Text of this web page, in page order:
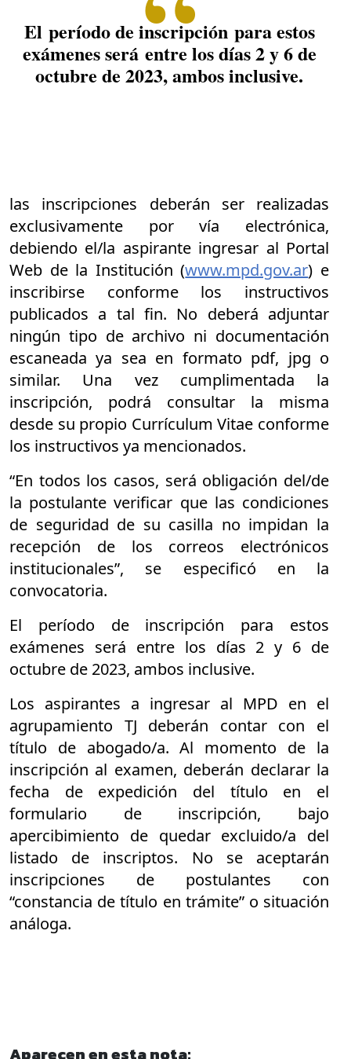
El período de inscripción para estos
exámenes será entre los días 2 y 6 de
octubre de 2023, ambos inclusive.
las inscripciones deberán ser realizadas
exclusivamente por vía electrónica,
debiendo el/la aspirante ingresar al Portal
Web de la Institución (www.mpd.gov.ar) e
inscribirse conforme los instructivos
publicados a tal fin. No deberá adjuntar
ningún tipo de archivo ni documentación
escaneada ya sea en formato pdf, jpg o
similar. Una vez cumplimentada la
inscripción, podrá consultar la misma
desde su propio Currículum Vitae conforme
los instructivos ya mencionados.
“En todos los casos, será obligación del/de
la postulante verificar que las condiciones
de seguridad de su casilla no impidan la
recepción de los correos electrónicos
institucionales”, se especificó en la
convocatoria.
El período de inscripción para estos
exámenes será entre los días 2 y 6 de
octubre de 2023, ambos inclusive.
Los aspirantes a ingresar al MPD en el
agrupamiento TJ deberán contar con el
título de abogado/a. Al momento de la
inscripción al examen, deberán declarar la
fecha de expedición del título en el
formulario de inscripción, bajo
apercibimiento de quedar excluido/a del
listado de inscriptos. No se aceptarán
inscripciones de postulantes con
“constancia de título en trámite” o situación
análoga.
Aparecen en esta nota: